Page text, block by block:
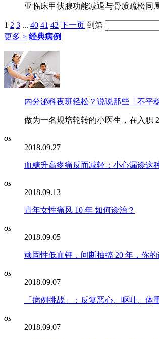
亚临床甲状腺功能减退与骨质疏松同
1 2 3 ... 40 41 42 下一页 到第
更多 > 经典病例
内分泌科夜班轻松？说说那些「不平
做为一名规培轮转的小医生，在入职
os
2018.09.27
血糖升高疼痛反而减轻：小心漏诊这
os
2018.09.13
青年女性痛风 10 年 如何诊治？
os
2018.09.05
顽固性低血钾，间断抽搐 20 年，你的
os
2018.09.07
「病例挑战」：反复恶心、呕吐、体
os
2018.09.07